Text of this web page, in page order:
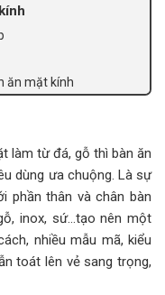
ăn mặt kính
làm từ đá, gỗ thì bàn ăn
dùng ưa chuộng. Là sự
phần thân và chân bàn
inox, sứ…tạo nên một
nhiều mẫu mã, kiểu
toát lên vẻ sang trọng,